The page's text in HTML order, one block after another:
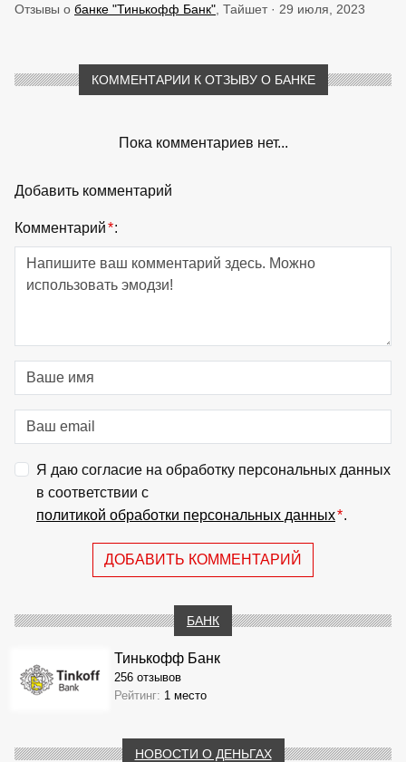
Отзывы о банке "Тинькофф Банк" , Тайшет · 29 июля, 2023
КОММЕНТАРИИ К ОТЗЫВУ О БАНКЕ
Пока комментариев нет...
Добавить комментарий
Комментарий*:
Я даю согласие на обработку персональных данных
в соответствии с
политикой обработки персональных данных*.
ДОБАВИТЬ КОММЕНТАРИЙ
БАНК
Тинькофф Банк
256 отзывов
Рейтинг: 1 место
НОВОСТИ О ДЕНЬГАХ